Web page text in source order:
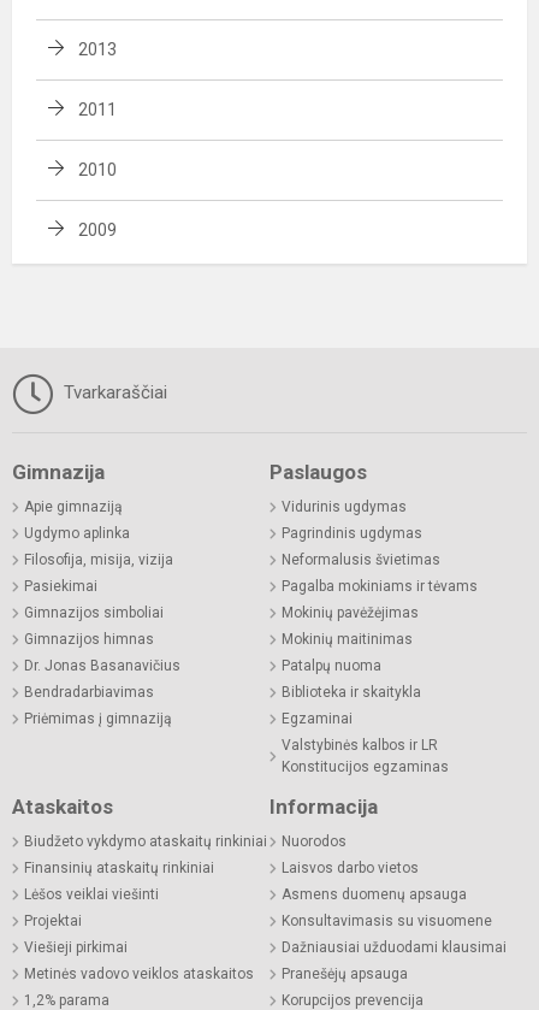
2013
2011
2010
2009
Tvarkaraščiai
Gimnazija
Apie gimnaziją
Ugdymo aplinka
Filosofija, misija, vizija
Pasiekimai
Gimnazijos simboliai
Gimnazijos himnas
Dr. Jonas Basanavičius
Bendradarbiavimas
Priėmimas į gimnaziją
Paslaugos
Vidurinis ugdymas
Pagrindinis ugdymas
Neformalusis švietimas
Pagalba mokiniams ir tėvams
Mokinių pavėžėjimas
Mokinių maitinimas
Patalpų nuoma
Biblioteka ir skaitykla
Egzaminai
Valstybinės kalbos ir LR
Konstitucijos egzaminas
Ataskaitos
Biudžeto vykdymo ataskaitų rinkiniai
Finansinių ataskaitų rinkiniai
Lėšos veiklai viešinti
Projektai
Viešieji pirkimai
Metinės vadovo veiklos ataskaitos
1,2% parama
Informacija
Nuorodos
Laisvos darbo vietos
Asmens duomenų apsauga
Konsultavimasis su visuomene
Dažniausiai užduodami klausimai
Pranešėjų apsauga
Korupcijos prevencija